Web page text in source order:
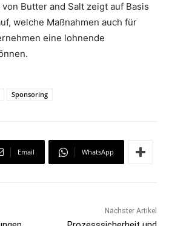
Butter and Salt zeigt auf Basis
welche Maßnahmen auch für
eine lohnende
Sponsoring
Email WhatsApp
Nächster Artikel